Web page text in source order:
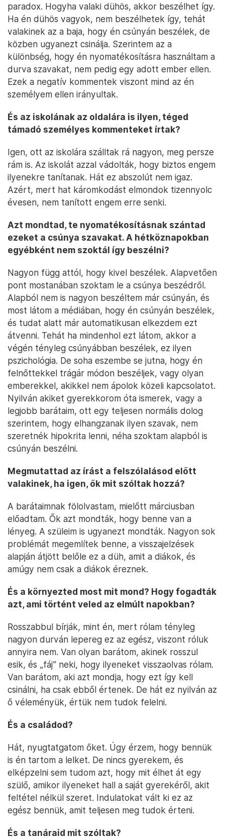
paradox. Hogyha valaki dühös, akkor beszélhet így.
Ha én dühös vagyok, nem beszélhetek így, tehát
valakinek az a baja, hogy én csúnyán beszélek, de
közben ugyanezt csinálja. Szerintem az a
különbség, hogy én nyomatékosításra használtam a
durva szavakat, nem pedig egy adott ember ellen.
Ezek a negatív kommentek viszont mind az én
személyem ellen irányultak.
És az iskolának az oldalára is ilyen, téged
támadó személyes kommenteket írtak?
Igen, ott az iskolára szálltak rá nagyon, meg persze
rám is. Az iskolát azzal vádolták, hogy biztos engem
ilyenekre tanítanak. Hát ez abszolút nem igaz.
Azért, mert hat káromkodást elmondok tizennyolc
évesen, nem tanított engem erre senki.
Azt mondtad, te nyomatékosításnak szántad
ezeket a csúnya szavakat. A hétköznapokban
egyébként nem szoktál így beszélni?
Nagyon függ attól, hogy kivel beszélek. Alapvetően
pont mostanában szoktam le a csúnya beszédről.
Alapból nem is nagyon beszéltem már csúnyán, és
most látom a médiában, hogy én csúnyán beszélek,
és tudat alatt már automatikusan elkezdem ezt
átvenni. Tehát ha mindenhol ezt látom, akkor a
végén tényleg csúnyábban beszélek, ez ilyen
pszichológia. De soha eszembe se jutna, hogy én
felnőttekkel trágár módon beszéljek, vagy olyan
emberekkel, akikkel nem ápolok közeli kapcsolatot.
Nyilván akiket gyerekkorom óta ismerek, vagy a
legjobb barátaim, ott egy teljesen normális dolog
szerintem, hogy elhangzanak ilyen szavak, nem
szeretnék hipokrita lenni, néha szoktam alapból is
csúnyán beszélni.
Megmutattad az írást a felszólalásod előtt
valakinek, ha igen, ők mit szóltak hozzá?
A barátaimnak fölolvastam, mielőtt márciusban
előadtam. Ők azt mondták, hogy benne van a
lényeg. A szüleim is ugyanezt mondták. Nagyon sok
problémát megemlítek benne, a visszajelzések
alapján átjött belőle ez a düh, amit a diákok, és
amúgy nem csak a diákok éreznek.
És a környezted most mit mond? Hogy fogadták
azt, ami történt veled az elmúlt napokban?
Rosszabbul bírják, mint én, mert rólam tényleg
nagyon durván lepereg ez az egész, viszont róluk
annyira nem. Van olyan barátom, akinek rosszul
esik, és „fáj” neki, hogy ilyeneket visszaolvas rólam.
Van barátom, aki azt mondja, hogy ezt így kell
csinálni, ha csak ebből értenek. De hát ez nyilván az
ő véleményük, értük nem tudok felelni.
És a családod?
Hát, nyugtatgatom őket. Úgy érzem, hogy bennük
is én tartom a lelket. De nincs gyerekem, és
elképzelni sem tudom azt, hogy mit élhet át egy
szülő, amikor ilyeneket hall a saját gyerekéről, akit
feltétel nélkül szeret. Indulatokat vált ki ez az
egész bennük, amit teljesen meg tudok érteni.
És a tanáraid mit szóltak?